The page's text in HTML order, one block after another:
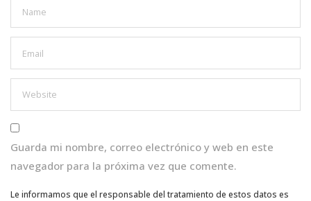
Guarda mi nombre, correo electrónico y web en este
navegador para la próxima vez que comente.
Le informamos que el responsable del tratamiento de estos datos es